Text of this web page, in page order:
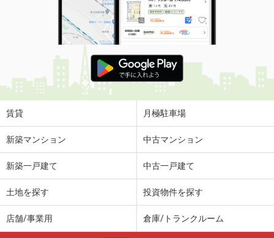
賃貸 月極駐車場
新築マンション 中古マンション
新築一戸建て 中古一戸建て
土地を探す 投資物件を探す
店舗/事業用 倉庫/トランクルーム